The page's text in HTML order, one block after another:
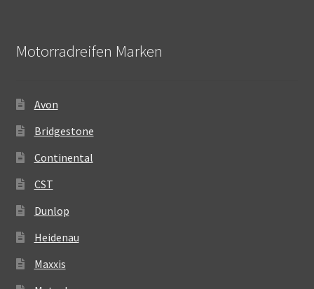
Motorradreifen Marken
Avon
Bridgestone
Continental
CST
Dunlop
Heidenau
Maxxis